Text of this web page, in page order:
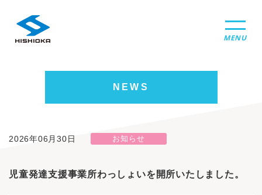
MENU
NEWS
2026年06月30日 お知らせ
児童発達支援事業所わっしょいを開所いたしました。